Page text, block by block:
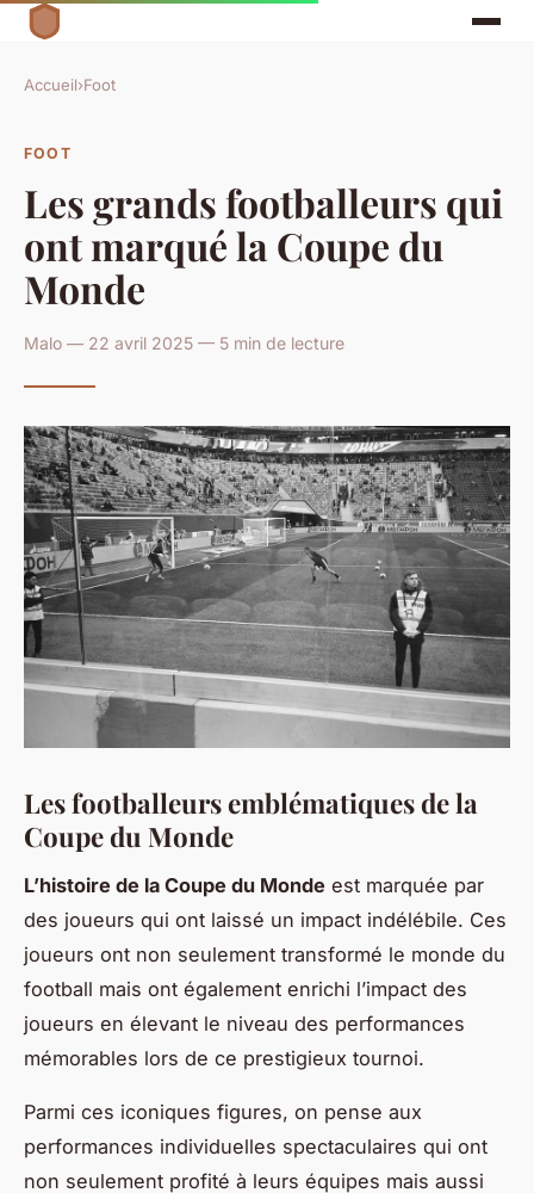
Accueil›Foot
FOOT
Les grands footballeurs qui
ont marqué la Coupe du
Monde
Malo — 22 avril 2025 — 5 min de lecture
Les footballeurs emblématiques de la
Coupe du Monde
L’histoire de la Coupe du Monde est marquée par
des joueurs qui ont laissé un impact indélébile. Ces
joueurs ont non seulement transformé le monde du
football mais ont également enrichi l’impact des
joueurs en élevant le niveau des performances
mémorables lors de ce prestigieux tournoi.
Parmi ces iconiques figures, on pense aux
performances individuelles spectaculaires qui ont
non seulement profité à leurs équipes mais aussi